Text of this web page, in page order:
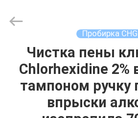
ДОМ
ПРОДУКТЫ
Пробирка CHG
Чистка пены
Chlorhexidine 2%
тампоном ручку
впрыски